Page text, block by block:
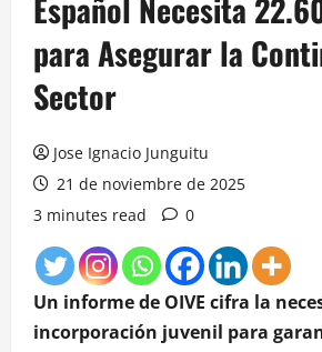
Español Necesita
para Asegurar la
Sector
Jose Ignacio Junguitu
21 de noviembre de 2025
3 minutes read
0
Un informe de OIVE cifra la
incorporación juvenil para